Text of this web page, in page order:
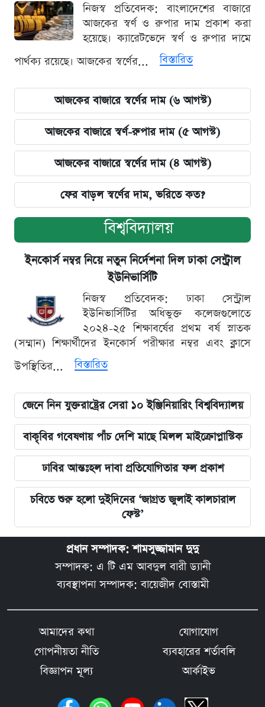
নিজস্ব প্রতিবেদক: বাংলাদেশের বাজারে
আজকের স্বর্ণ ও রুপার দাম প্রকাশ করা
হয়েছে। ক্যারেটভেদে স্বর্ণ ও রুপার দামে
পার্থক্য রয়েছে। আজকের স্বর্ণের...
বিস্তারিত
আজকের বাজারে স্বর্ণের দাম (৬ আগস্ট)
আজকের বাজারে স্বর্ণ-রুপার দাম (৫ আগস্ট)
আজকের বাজারে স্বর্ণের দাম (৪ আগস্ট)
ফের বাড়ল স্বর্ণের দাম, ভরিতে কত?
বিশ্ববিদ্যালয়
ইনকোর্স নম্বর নিয়ে নতুন নির্দেশনা দিল ঢাকা সেন্ট্রাল
ইউনিভার্সিটি
নিজস্ব প্রতিবেদক: ঢাকা সেন্ট্রাল
ইউনিভার্সিটির অধিভুক্ত কলেজগুলোতে
২০২৪-২৫ শিক্ষাবর্ষের প্রথম বর্ষ স্নাতক
(সম্মান) শিক্ষার্থীদের ইনকোর্স পরীক্ষার নম্বর এবং ক্লাসে
উপস্থিতির...
বিস্তারিত
জেনে নিন যুক্তরাষ্ট্রের সেরা ১০ ইঞ্জিনিয়ারিং বিশ্ববিদ্যালয়
বাকৃবির গবেষণায় পাঁচ দেশি মাছে মিলল মাইক্রোপ্লাস্টিক
ঢাবির আন্তঃহল দাবা প্রতিযোগিতার ফল প্রকাশ
চবিতে শুরু হলো দুইদিনের ‘জাগ্রত জুলাই কালচারাল
ফেস্ট’
প্রধান সম্পাদক: শামসুজ্জামান দুদু
সম্পাদক: এ টি এম আবদুল বারী ড্যানী
ব্যবস্থাপনা সম্পাদক: বায়েজীদ বোস্তামী
আমাদের কথা
যোগাযোগ
গোপনীয়তা নীতি
ব্যবহারের শর্তাবলি
বিজ্ঞাপন মূল্য
আর্কাইভ